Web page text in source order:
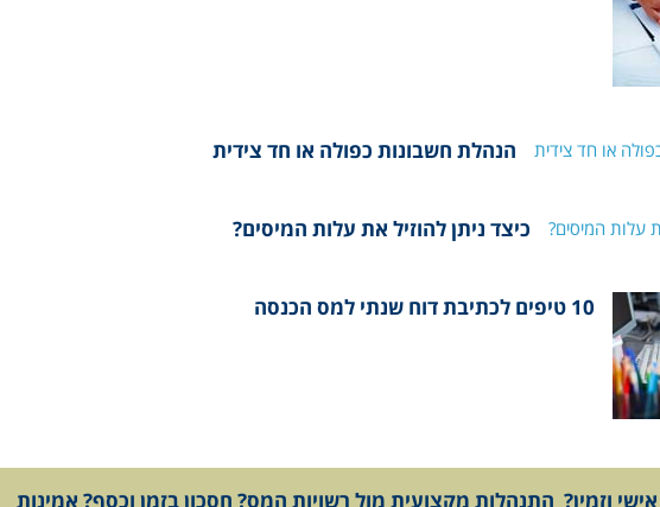
הנהלת חשבונות כפולה או חד צידית
כיצד ניתן להוזיל את עלות המיסים?
10 טיפים לכתיבת דוח שנתי למס הכנסה
וזמין? התנהלות מקצועית מול רשויות המס? חסכון בזמן וכסף? אמינות